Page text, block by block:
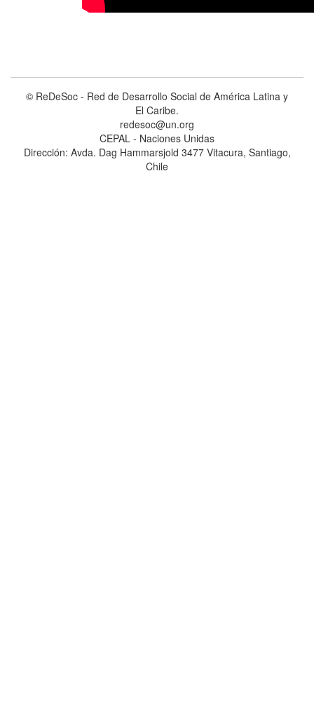
© ReDeSoc - Red de Desarrollo Social de América Latina y
El Caribe.
redesoc@un.org
CEPAL - Naciones Unidas
Dirección: Avda. Dag Hammarsjold 3477 Vitacura, Santiago,
Chile